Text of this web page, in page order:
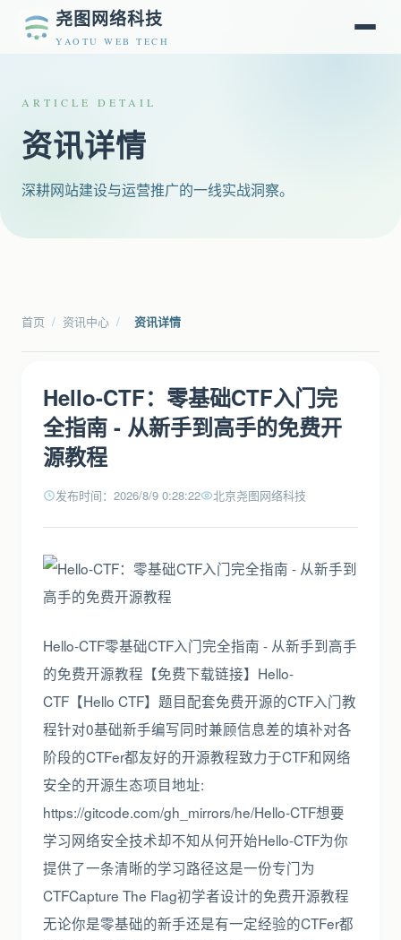
尧图网络科技
YAOTU WEB TECH
ARTICLE DETAIL
资讯详情
深耕网站建设与运营推广的一线实战洞察。
首页 / 资讯中心 / 资讯详情
Hello-CTF：零基础CTF入门完
全指南 - 从新手到高手的免费开
源教程
发布时间：2026/8/9 0:28:22 北京尧图网络科技
Hello-CTF零基础CTF入门完全指南 - 从新手到高手
的免费开源教程【免费下载链接】Hello-
CTF【Hello CTF】题目配套免费开源的CTF入门教
程针对0基础新手编写同时兼顾信息差的填补对各
阶段的CTFer都友好的开源教程致力于CTF和网络
安全的开源生态项目地址:
https://gitcode.com/gh_mirrors/he/Hello-CTF想要
学习网络安全技术却不知从何开始Hello-CTF为你
提供了一条清晰的学习路径这是一份专门为
CTFCapture The Flag初学者设计的免费开源教程
无论你是零基础的新手还是有一定经验的CTFer都